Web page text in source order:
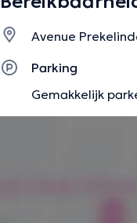
Avenue
Parking
Gemakkelijk